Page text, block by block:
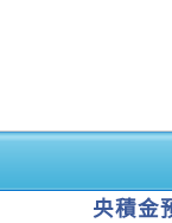
央積金